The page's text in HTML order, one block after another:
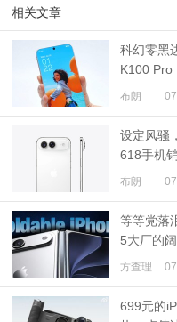
相关文章
科幻零黑
K100 Pro
布朗
设定风骚
618手机
布朗
等等党落
5大厂的
iPhone爆
方查理
699元的